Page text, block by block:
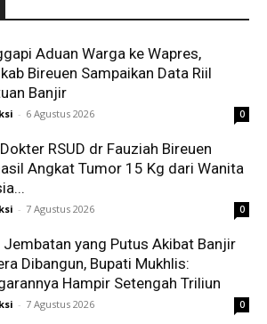
Aduan Warga ke Wapres,
Bireuen Sampaikan Data Riil
Banjir
- 6 Agustus 2026 0
RSUD dr Fauziah Bireuen
Angkat Tumor 15 Kg dari Wanita
- 7 Agustus 2026 0
Jembatan yang Putus Akibat Banjir
Dibangun, Bupati Mukhlis:
Hampir Setengah Triliun
- 7 Agustus 2026 0